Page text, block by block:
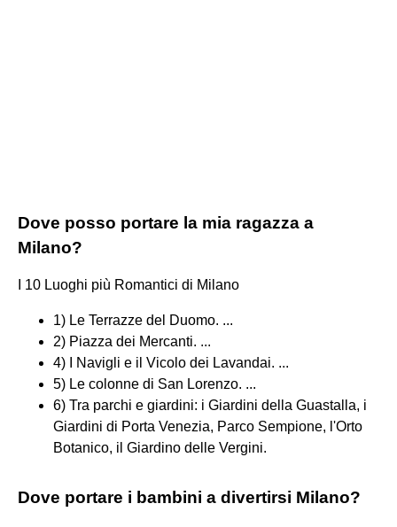
Dove posso portare la mia ragazza a
Milano?
I 10 Luoghi più Romantici di Milano
1) Le Terrazze del Duomo. ...
2) Piazza dei Mercanti. ...
4) I Navigli e il Vicolo dei Lavandai. ...
5) Le colonne di San Lorenzo. ...
6) Tra parchi e giardini: i Giardini della Guastalla, i
Giardini di Porta Venezia, Parco Sempione, l'Orto
Botanico, il Giardino delle Vergini.
Dove portare i bambini a divertirsi Milano?